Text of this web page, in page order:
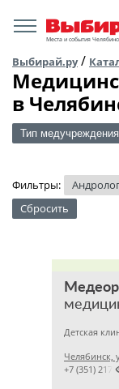
Места и события
Выбирай.ру/
в
Тип медучреждения
Фильтры:
Сбросить
Медеор
Челябинск,
+7 (351)